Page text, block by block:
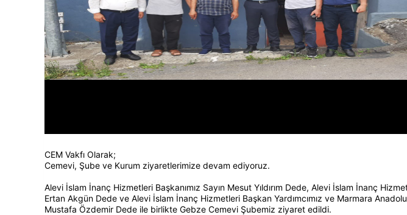
CEM Vakfı Olarak;
Cemevi, Şube ve Kurum ziyaretlerimize devam ediyoruz.
Alevi İslam İnanç Hizmetleri Başkanımız Sayın Mesut Yıldırım Dede, Alevi İslam İnanç
Ertan Akgün Dede ve Alevi İslam İnanç Hizmetleri Başkan Yardımcımız ve Marmara
Mustafa Özdemir Dede ile birlikte Gebze Cemevi Şubemiz ziyaret edildi.